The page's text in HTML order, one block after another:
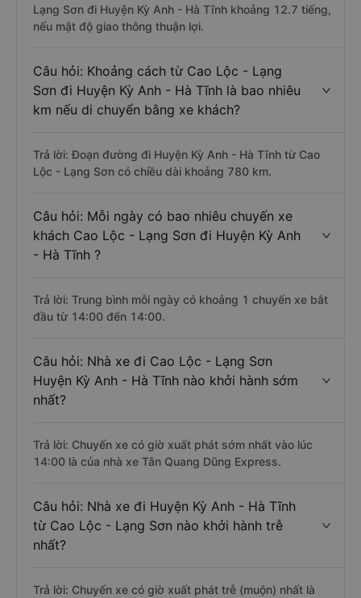
Lạng Sơn đi Huyện Kỳ Anh - Hà Tĩnh khoảng 12.7 tiếng,
nếu mật độ giao thông thuận lợi.
Câu hỏi: Khoảng cách từ Cao Lộc - Lạng
Sơn đi Huyện Kỳ Anh - Hà Tĩnh là bao nhiêu
km nếu di chuyển bằng xe khách?
Trả lời: Đoạn đường đi Huyện Kỳ Anh - Hà Tĩnh từ Cao
Lộc - Lạng Sơn có chiều dài khoảng 780 km.
Câu hỏi: Mỗi ngày có bao nhiêu chuyến xe
khách Cao Lộc - Lạng Sơn đi Huyện Kỳ Anh
- Hà Tĩnh ?
Trả lời: Trung bình mỗi ngày có khoảng 1 chuyến xe bắt
đầu từ 14:00 đến 14:00.
Câu hỏi: Nhà xe đi Cao Lộc - Lạng Sơn
Huyện Kỳ Anh - Hà Tĩnh nào khởi hành sớm
nhất?
Trả lời: Chuyến xe có giờ xuất phát sớm nhất vào lúc
14:00 là của nhà xe Tân Quang Dũng Express.
Câu hỏi: Nhà xe đi Huyện Kỳ Anh - Hà Tĩnh
từ Cao Lộc - Lạng Sơn nào khởi hành trễ
nhất?
Trả lời: Chuyến xe có giờ xuất phát trễ (muộn) nhất là